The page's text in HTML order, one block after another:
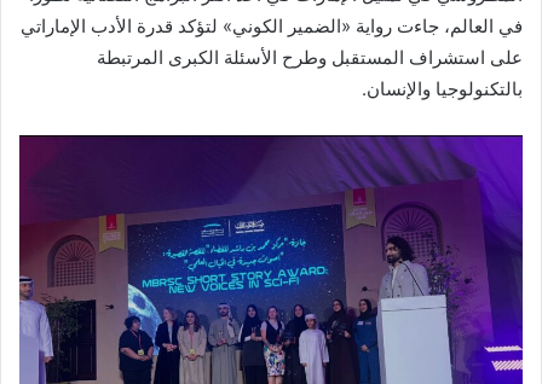
في العالم، جاءت رواية «الضمير الكوني» لتؤكد قدرة الأدب الإماراتي
على استشراف المستقبل وطرح الأسئلة الكبرى المرتبطة
بالتكنولوجيا والإنسان.